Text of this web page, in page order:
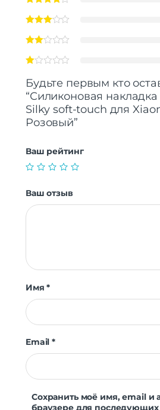
Будьте первым кто
“Силиконовая накладка
Silky soft-touch для
Розовый”
Ваш рейтинг
Ваш отзыв
Имя*
Email*
Сохранить моё имя, email и
браузере для